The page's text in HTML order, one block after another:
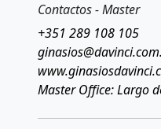
Contactos - Master
+351 289 108 105
Master Office: Largo